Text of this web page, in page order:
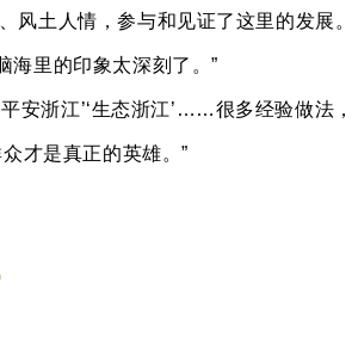
风土人情，参与和见证了这里的发展。
海里的印象太深刻了。”
平安浙江’‘生态浙江’……很多经验做
才是真正的英雄。”